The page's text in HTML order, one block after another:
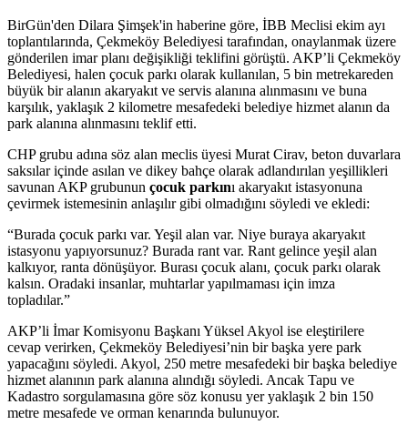
BirGün'den Dilara Şimşek'in haberine göre, İBB Meclisi ekim ayı
toplantılarında, Çekmeköy Belediyesi tarafından, onaylanmak üzere
gönderilen imar planı değişikliği teklifini görüştü. AKP’li Çekmeköy
Belediyesi, halen çocuk parkı olarak kullanılan, 5 bin metrekareden
büyük bir alanın akaryakıt ve servis alanına alınmasını ve buna
karşılık, yaklaşık 2 kilometre mesafedeki belediye hizmet alanın da
park alanına alınmasını teklif etti.
CHP grubu adına söz alan meclis üyesi Murat Cirav, beton duvarlara
saksılar içinde asılan ve dikey bahçe olarak adlandırılan yeşillikleri
savunan AKP grubunun çocuk parkını akaryakıt istasyonuna
çevirmek istemesinin anlaşılır gibi olmadığını söyledi ve ekledi:
“Burada çocuk parkı var. Yeşil alan var. Niye buraya akaryakıt
istasyonu yapıyorsunuz? Burada rant var. Rant gelince yeşil alan
kalkıyor, ranta dönüşüyor. Burası çocuk alanı, çocuk parkı olarak
kalsın. Oradaki insanlar, muhtarlar yapılmaması için imza
topladılar.”
AKP’li İmar Komisyonu Başkanı Yüksel Akyol ise eleştirilere
cevap verirken, Çekmeköy Belediyesi’nin bir başka yere park
yapacağını söyledi. Akyol, 250 metre mesafedeki bir başka belediye
hizmet alanının park alanına alındığı söyledi. Ancak Tapu ve
Kadastro sorgulamasına göre söz konusu yer yaklaşık 2 bin 150
metre mesafede ve orman kenarında bulunuyor.